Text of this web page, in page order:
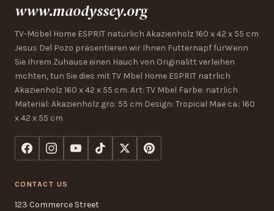
www.maodyssey.org
TV-Möbel Home ESPRIT natürlich Akazienholz 160 x 42 x 55 cm
Jesus Del Pozo präsentieren wir Ihnen Futternapf fürWenn
Sie Ihrem Zuhause einen Hauch von Originalitt verleihen
mchten, tun Sie dies mit TV Mbel Home ESPRIT natrlich
Akazienholz 160 x 42 x 55 cm. Art: TV Mbel Farbe: natrlich
Material: Akazienholz gro: 55 cm Design: Tropical Mae ca.: 160
x 42 x 55 cm
CONTACT US
123 Commerce Street